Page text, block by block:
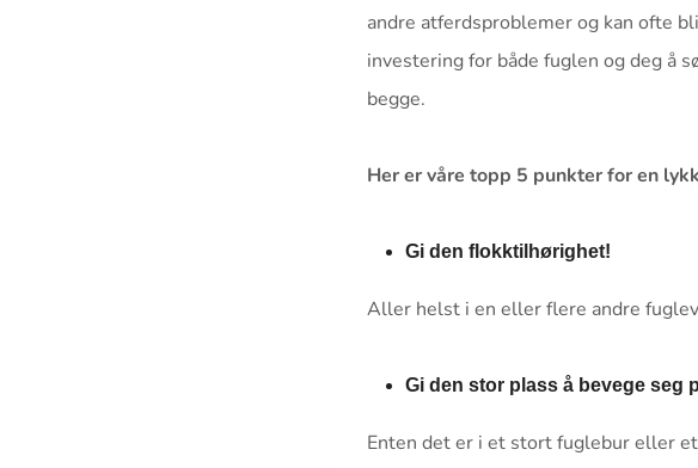
andre atferdsproblemer og kan ofte
investering for både fuglen og deg å
begge.
Her er våre topp 5 punkter for en
Gi den flokktilhørighet!
Aller helst i en eller flere andre
Gi den stor plass å bevege seg
Enten det er i et stort fuglebur eller